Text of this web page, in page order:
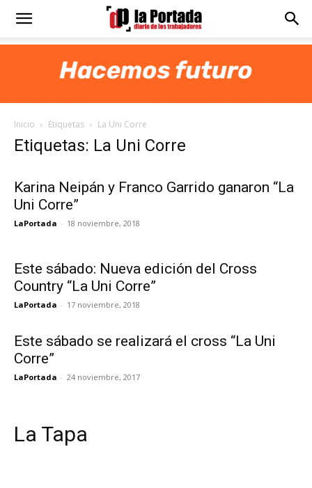
Diario
Portada
Inicio Etiquetas La Uni Corre
Etiquetas: La Uni Corre
Karina Neipán y Franco Garrido ganaron “La
Uni Corre”
LaPortada - 18 noviembre, 2018
Este sábado: Nueva edición del Cross
Country “La Uni Corre”
LaPortada - 17 noviembre, 2018
Este sábado se realizará el cross “La Uni
Corre”
LaPortada - 24 noviembre, 2017
La Tapa